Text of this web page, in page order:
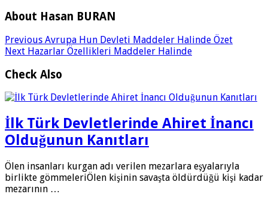
About Hasan BURAN
Previous Avrupa Hun Devleti Maddeler Halinde Özet
Next Hazarlar Özellikleri Maddeler Halinde
Check Also
İlk Türk Devletlerinde Ahiret İnancı
Olduğunun Kanıtları
Ölen insanları kurgan adı verilen mezarlara eşyalarıyla
birlikte gömmeleriÖlen kişinin savaşta öldürdüğü kişi kadar
mezarının …